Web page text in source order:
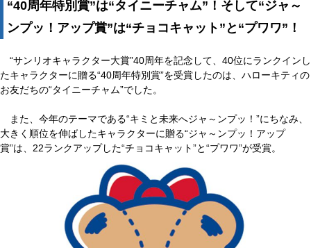
“40周年特別賞”は“タイニーチャム”！そして“ジャ～
ンプッ！アップ賞”は“チョコキャット”と“プワワ”！
“サンリオキャラクター大賞”40周年を記念して、40位にランクインし
たキャラクターに贈る“40周年特別賞”を受賞したのは、ハローキティの
お友だちの“タイニーチャム”でした。
また、今年のテーマである“キミと未来へジャ～ンプッ！”にちなみ、
大きく順位を伸ばしたキャラクターに贈る“ジャ～ンプッ！アップ
賞”は、22ランクアップした“チョコキャット”と“プワワ”が受賞。